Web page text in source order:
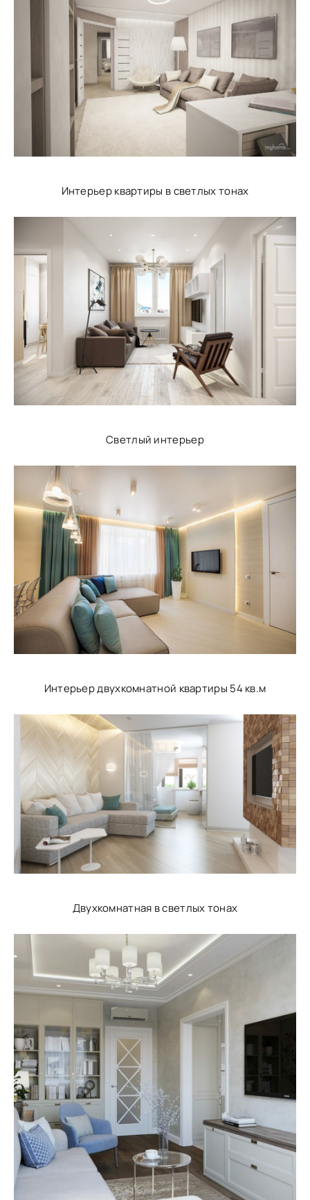
Интерьер квартиры в светлых тонах
Светлый интерьер
Интерьер двухкомнатной квартиры 54 кв.м
Двухкомнатная в светлых тонах